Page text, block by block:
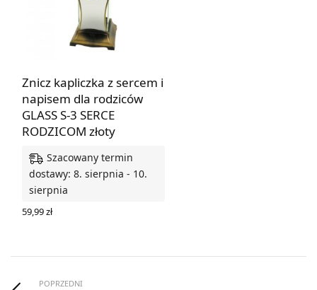
Znicz kapliczka z sercem i
napisem dla rodziców
GLASS S-3 SERCE
RODZICOM złoty
Szacowany termin
dostawy: 8. sierpnia - 10.
sierpnia
59,99zł
POPRZEDNI